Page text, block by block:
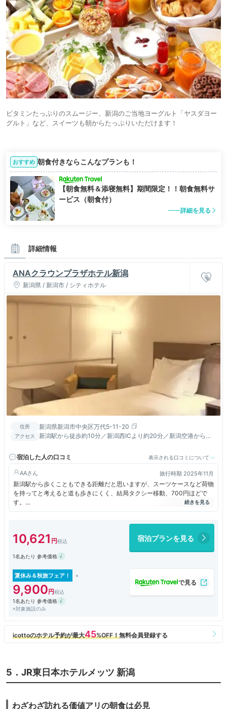
ビタミンたっぷりのスムージー、新潟のご当地ヨーグルト「ヤスダヨー
グルト」など、スイーツも朝からたっぷりいただけます！
おすすめ 朝食付きならこんなプランも！
【朝食無料＆添寝無料】期間限定！！朝食無料サ
ービス（朝食付）
詳細を見る
詳細情報
ANAクラウンプラザホテル新潟
新潟県 / 新潟市 / シティホテル
住所 新潟県新潟市中央区万代5-11-20
アクセス
新潟駅から徒歩約10分／新潟西ICより約20分／新潟空港からタ
宿泊した人の口コミ
表示される口コミについて
AA 旅行時期 2025年11月
新潟駅から歩くこともできる距離だと思いますが、スーツケースなど荷物
を持ってと考えると道も歩きにくく、結局タクシー移動、700円ほどで
す。
ホテルは古めですが、一部客室は改装されており、その部屋を選ぶといい
アの座り心地がとても悪く、仕事していてもすぐ疲れるのが残念でした。
ベッドの寝心地は良かったです。
朝食もよかったです。私は朝からお米やパンを食べないので、実際食しま
いました。
10,621 宿泊プランを見る
1名あたり 参考価格
夏休み＆秋旅フェア！
9,900
1名あたり 参考価格
※対象施設のみ
5．JR東日本ホテルメッツ 新潟
わざわざ訪れる価値アリの朝食は必見